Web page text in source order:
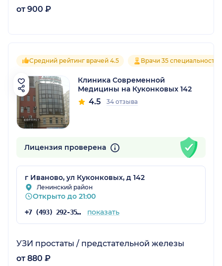
от 900 ₽
Средний рейтинг врачей 4.5 Врачи 35 специальностей
Клиника Современной
Медицины на Куконковых 142
4.5 34 отзыва
Лицензия проверена
г Иваново, ул Куконковых, д 142
Ленинский район
Открыто до 21:00
+7 (493) 292-35-55 показать
УЗИ простаты / предстательной железы
от 880 ₽